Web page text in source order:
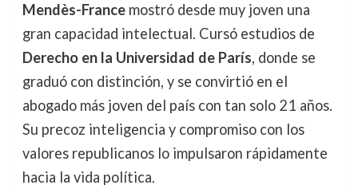
Mendès-Francemostró desde muy joven una
gran capacidad intelectual. Cursó estudios de
Derecho en la Universidad de París, donde se
graduó con distinción, y se convirtió en el
abogado más joven del país con tan solo 21 años.
Su precoz inteligencia y compromiso con los
valores republicanos lo impulsaron rápidamente
hacia la vida política.